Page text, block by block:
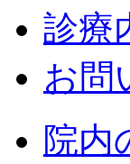
診療
お問
院内